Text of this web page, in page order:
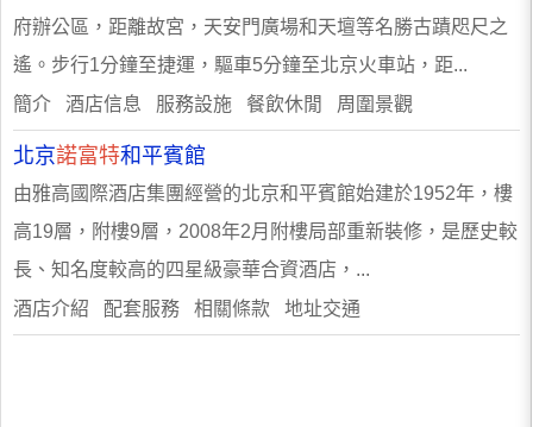
府辦公區，距離故宮，天安門廣場和天壇等名勝古蹟咫尺之
遙。步行1分鐘至捷運，驅車5分鐘至北京火車站，距...
簡介 酒店信息 服務設施 餐飲休閒 周圍景觀
北京諾富特和平賓館
由雅高國際酒店集團經營的北京和平賓館始建於1952年，樓
高19層，附樓9層，2008年2月附樓局部重新裝修，是歷史較
長、知名度較高的四星級豪華合資酒店，...
酒店介紹 配套服務 相關條款 地址交通